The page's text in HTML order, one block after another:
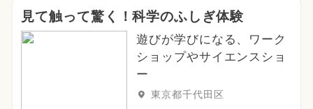
見て触って驚く！科学のふしぎ体験
遊びが学びになる、ワーク
ショップやサイエンスショ
ー
東京都千代田区